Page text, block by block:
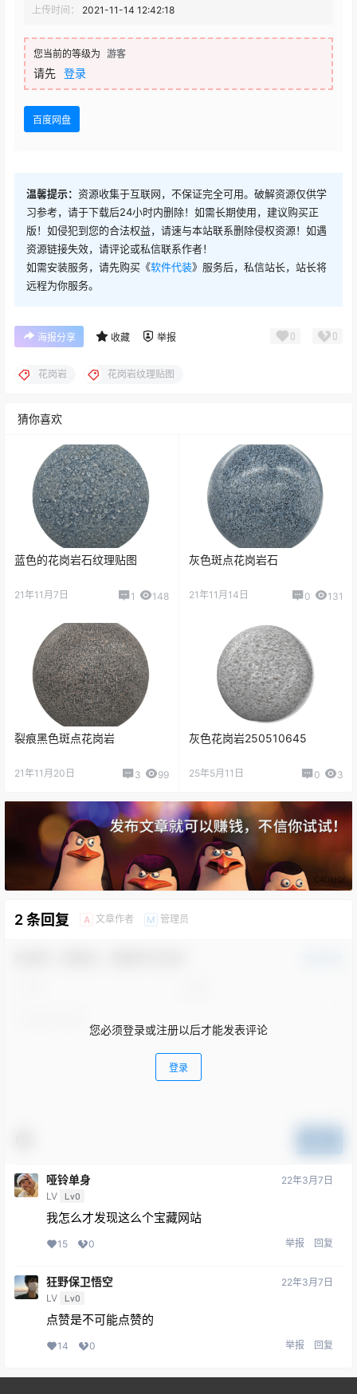
上传时间：
2021-11-14 12:42:18
您当前的等级为 游客
请先 登录
百度网盘
温馨提示： 资源收集于互联网，不保证完全可用。破解资源仅供学
习参考，请于下载后24小时内删除！如需长期使用，建议购买正
版！如侵犯到您的合法权益，请速与本站联系删除侵权资源！如遇
资源链接失效，请评论或私信联系作者！
如需安装服务，请先购买《软件代装》服务后，私信站长，站长将
远程为你服务。
海报分享 收藏 举报 0 0
花岗岩 花岗岩纹理贴图
猜你喜欢
蓝色的花岗岩石纹理贴图
21年11月7日 1 148
​灰色斑点花岗岩石
21年11月14日 0 131
​裂痕黑色斑点花岗岩
21年11月20日 3 99
灰色花岗岩250510645
25年5月11日 0 3
2 条回复 A 文章作者 M 管理员
您必须登录或注册以后才能发表评论
登录
哑铃单身
LV Lv0
22年3月7日
我怎么才发现这么个宝藏网站
15 0 举报 回复
狂野保卫悟空
LV Lv0
22年3月7日
点赞是不可能点赞的
14 0 举报 回复